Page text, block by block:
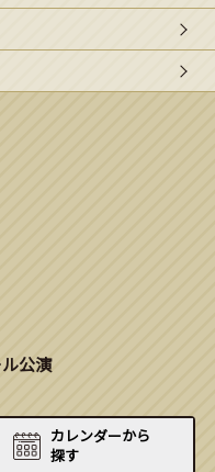
公演
カレンダーから
探す